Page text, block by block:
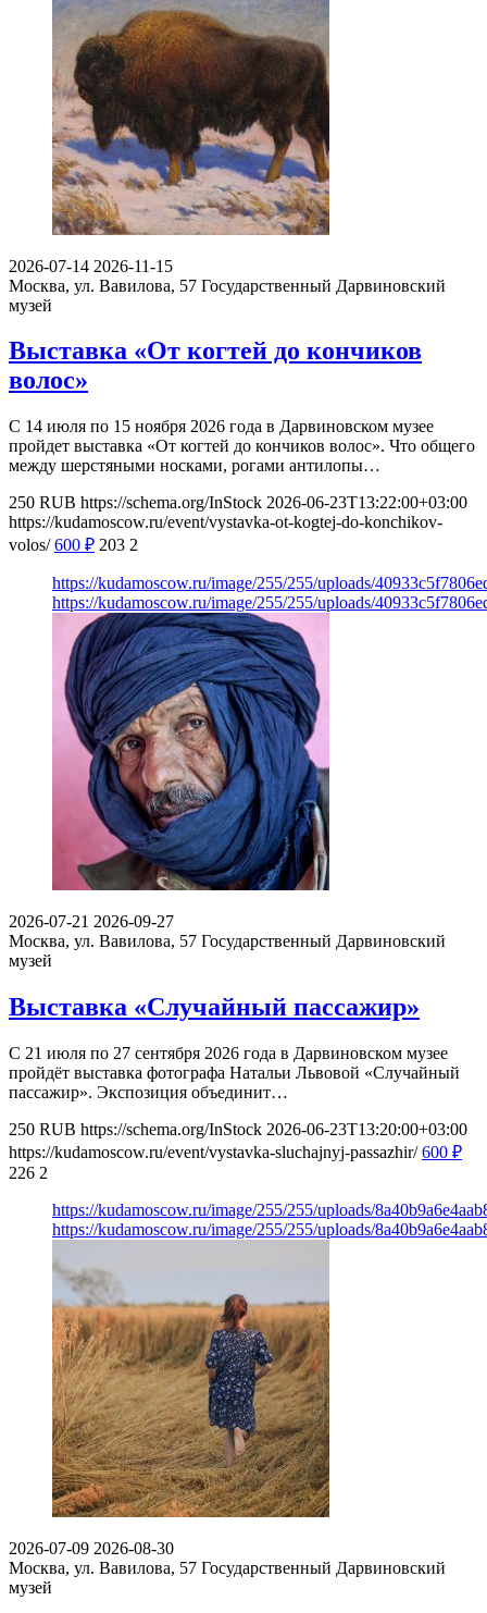
2026-07-14 2026-11-15
Москва, ул. Вавилова, 57 Государственный Дарвиновский
музей
Выставка «От когтей до кончиков
волос»
С 14 июля по 15 ноября 2026 года в Дарвиновском музее
пройдет выставка «От когтей до кончиков волос». Что общего
между шерстяными носками, рогами антилопы…
250 RUB https://schema.org/InStock 2026-06-23T13:22:00+03:00
https://kudamoscow.ru/event/vystavka-ot-kogtej-do-konchikov-
volos/ 600 ₽ 203 2
https://kudamoscow.ru/image/255/255/uploads/
https://kudamoscow.ru/image/255/255/uploads/
2026-07-21 2026-09-27
Москва, ул. Вавилова, 57 Государственный Дарвиновский
музей
Выставка «Случайный пассажир»
С 21 июля по 27 сентября 2026 года в Дарвиновском музее
пройдёт выставка фотографа Натальи Львовой «Случайный
пассажир». Экспозиция объединит…
250 RUB https://schema.org/InStock 2026-06-23T13:20:00+03:00
https://kudamoscow.ru/event/vystavka-sluchajnyj-passazhir/ 600 ₽
226 2
https://kudamoscow.ru/image/255/255/uploads/
https://kudamoscow.ru/image/255/255/uploads/
2026-07-09 2026-08-30
Москва, ул. Вавилова, 57 Государственный Дарвиновский
музей